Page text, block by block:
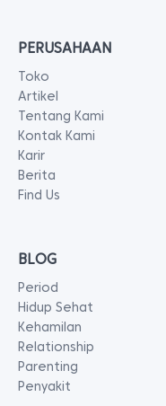
PERUSAHAAN
Toko
Artikel
Tentang Kami
Kontak Kami
Karir
Berita
Find Us
BLOG
Period
Hidup Sehat
Kehamilan
Relationship
Parenting
Penyakit